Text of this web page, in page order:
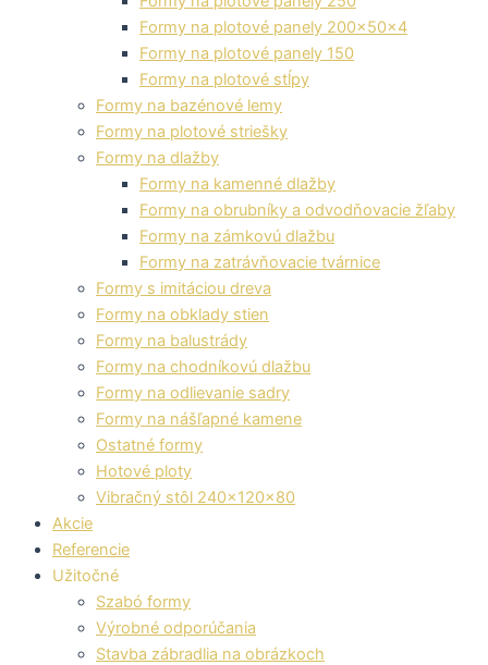
Formy na plotové panely 200x50x4
Formy na plotové panely 150
Formy na plotové stĺpy
Formy na bazénové lemy
Formy na plotové striešky
Formy na dlažby
Formy na kamenné dlažby
Formy na obrubníky a odvodňovacie žľaby
Formy na zámkovú dlažbu
Formy na zatrávňovacie tvárnice
Formy s imitáciou dreva
Formy na obklady stien
Formy na balustrády
Formy na chodníkovú dlažbu
Formy na odlievanie sadry
Formy na nášľapné kamene
Ostatné formy
Hotové ploty
Vibračný stôl 240x120x80
Akcie
Referencie
Užitočné
Szabó formy
Výrobné odporúčania
Stavba zábradlia na obrázkoch